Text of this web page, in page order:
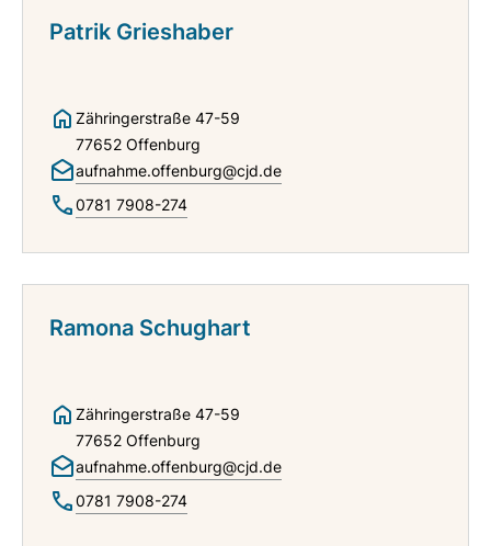
Patrik Grieshaber
Zähringerstraße 47-59
77652 Offenburg
aufnahme.offenburg@cjd.de
0781 7908-274
Ramona Schughart
Zähringerstraße 47-59
77652 Offenburg
aufnahme.offenburg@cjd.de
0781 7908-274